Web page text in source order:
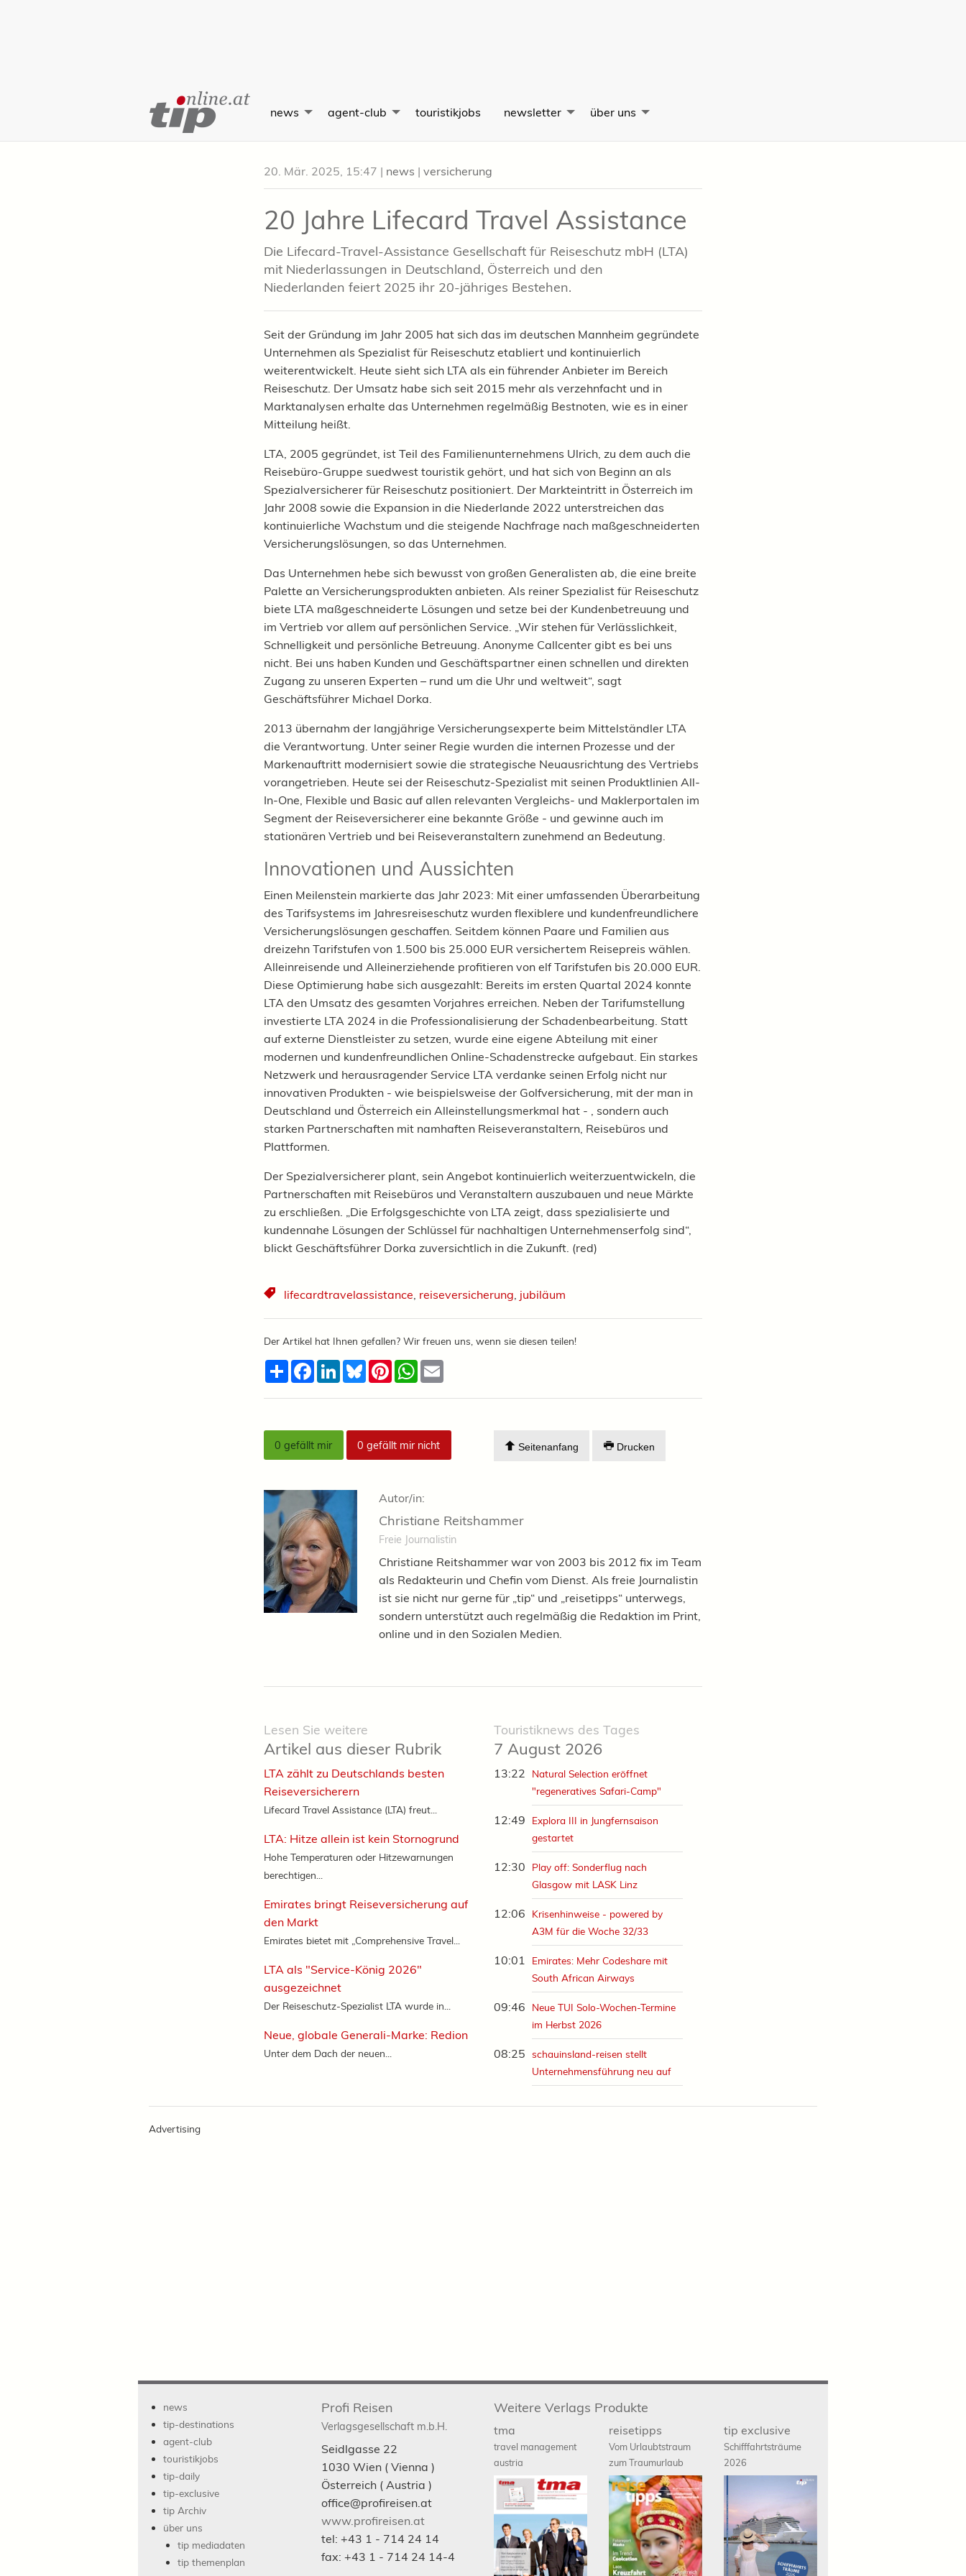
Content
news agent-club touristikjobs newsletter über uns
20. Mär. 2025, 15:47 | news | versicherung
20 Jahre Lifecard Travel Assistance
Die Lifecard-Travel-Assistance Gesellschaft für Reiseschutz mbH (LTA)
mit Niederlassungen in Deutschland, Österreich und den
Niederlanden feiert 2025 ihr 20-jähriges Bestehen.
Seit der Gründung im Jahr 2005 hat sich das im deutschen Mannheim gegründete
Unternehmen als Spezialist für Reiseschutz etabliert und kontinuierlich
weiterentwickelt. Heute sieht sich LTA als ein führender Anbieter im Bereich
Reiseschutz. Der Umsatz habe sich seit 2015 mehr als verzehnfacht und in
Marktanalysen erhalte das Unternehmen regelmäßig Bestnoten, wie es in einer
Mitteilung heißt.
LTA, 2005 gegründet, ist Teil des Familienunternehmens Ulrich, zu dem auch die
Reisebüro-Gruppe suedwest touristik gehört, und hat sich von Beginn an als
Spezialversicherer für Reiseschutz positioniert. Der Markteintritt in Österreich im
Jahr 2008 sowie die Expansion in die Niederlande 2022 unterstreichen das
kontinuierliche Wachstum und die steigende Nachfrage nach maßgeschneiderten
Versicherungslösungen, so das Unternehmen.
Das Unternehmen hebe sich bewusst von großen Generalisten ab, die eine breite
Palette an Versicherungsprodukten anbieten. Als reiner Spezialist für Reiseschutz
biete LTA maßgeschneiderte Lösungen und setze bei der Kundenbetreuung und
im Vertrieb vor allem auf persönlichen Service. „Wir stehen für Verlässlichkeit,
Schnelligkeit und persönliche Betreuung. Anonyme Callcenter gibt es bei uns
nicht. Bei uns haben Kunden und Geschäftspartner einen schnellen und direkten
Zugang zu unseren Experten – rund um die Uhr und weltweit“, sagt
Geschäftsführer Michael Dorka.
2013 übernahm der langjährige Versicherungsexperte beim Mittelständler LTA
die Verantwortung. Unter seiner Regie wurden die internen Prozesse und der
Markenauftritt modernisiert sowie die strategische Neuausrichtung des Vertriebs
vorangetrieben. Heute sei der Reiseschutz-Spezialist mit seinen Produktlinien All-
In-One, Flexible und Basic auf allen relevanten Vergleichs- und Maklerportalen im
Segment der Reiseversicherer eine bekannte Größe - und gewinne auch im
stationären Vertrieb und bei Reiseveranstaltern zunehmend an Bedeutung.
Innovationen und Aussichten
Einen Meilenstein markierte das Jahr 2023: Mit einer umfassenden Überarbeitung
des Tarifsystems im Jahresreiseschutz wurden flexiblere und kundenfreundlichere
Versicherungslösungen geschaffen. Seitdem können Paare und Familien aus
dreizehn Tarifstufen von 1.500 bis 25.000 EUR versichertem Reisepreis wählen.
Alleinreisende und Alleinerziehende profitieren von elf Tarifstufen bis 20.000 EUR.
Diese Optimierung habe sich ausgezahlt: Bereits im ersten Quartal 2024 konnte
LTA den Umsatz des gesamten Vorjahres erreichen. Neben der Tarifumstellung
investierte LTA 2024 in die Professionalisierung der Schadenbearbeitung. Statt
auf externe Dienstleister zu setzen, wurde eine eigene Abteilung mit einer
modernen und kundenfreundlichen Online-Schadenstrecke aufgebaut. Ein starkes
Netzwerk und herausragender Service LTA verdanke seinen Erfolg nicht nur
innovativen Produkten - wie beispielsweise der Golfversicherung, mit der man in
Deutschland und Österreich ein Alleinstellungsmerkmal hat - , sondern auch
starken Partnerschaften mit namhaften Reiseveranstaltern, Reisebüros und
Plattformen.
Der Spezialversicherer plant, sein Angebot kontinuierlich weiterzuentwickeln, die
Partnerschaften mit Reisebüros und Veranstaltern auszubauen und neue Märkte
zu erschließen. „Die Erfolgsgeschichte von LTA zeigt, dass spezialisierte und
kundennahe Lösungen der Schlüssel für nachhaltigen Unternehmenserfolg sind“,
blickt Geschäftsführer Dorka zuversichtlich in die Zukunft. (red)
lifecardtravelassistance, reiseversicherung, jubiläum
Der Artikel hat Ihnen gefallen? Wir freuen uns, wenn sie diesen teilen!
TeilenFacebook
LinkedInBlueskyPinterestWhatsApp
0 gefällt mir 0 gefällt mir nicht Seitenanfang Drucken
Autor/in:
Christiane Reitshammer
Freie Journalistin
Christiane Reitshammer war von 2003 bis 2012 fix im Team
als Redakteurin und Chefin vom Dienst. Als freie Journalistin
ist sie nicht nur gerne für „tip“ und „reisetipps“ unterwegs,
sondern unterstützt auch regelmäßig die Redaktion im Print,
online und in den Sozialen Medien.
Touristiknews des Tages
7 August 2026
13:22
Natural Selection eröffnet
"regeneratives Safari-Camp"
12:49
Explora III in Jungfernsaison
gestartet
12:30
Play off: Sonderflug nach
Glasgow mit LASK Linz
12:06
Krisenhinweise - powered by
A3M für die Woche 32/33
10:01
Emirates: Mehr Codeshare mit
South African Airways
09:46
Neue TUI Solo-Wochen-Termine
im Herbst 2026
08:25
schauinsland-reisen stellt
Unternehmensführung neu auf
Lesen Sie weitere
Artikel aus dieser Rubrik
LTA zählt zu Deutschlands besten
Reiseversicherern
Lifecard Travel Assistance (LTA) freut...
LTA: Hitze allein ist kein Stornogrund
Hohe Temperaturen oder Hitzewarnungen
berechtigen...
Emirates bringt Reiseversicherung auf
den Markt
Emirates bietet mit „Comprehensive Travel...
LTA als "Service-König 2026"
ausgezeichnet
Der Reiseschutz-Spezialist LTA wurde in...
Neue, globale Generali-Marke: Redion
Unter dem Dach der neuen...
Advertising
news
tip-destinations
agent-club
touristikjobs
tip-daily
tip-exclusive
tip Archiv
über uns
tip mediadaten
tip themenplan
Profi Reisen
Verlagsgesellschaft m.b.H.
Seidlgasse 22
1030 Wien ( Vienna )
Österreich ( Austria )
office@profireisen.at
www.profireisen.at
tel: +43 1 - 714 24 14
fax: +43 1 - 714 24 14-4
Weitere Verlags Produkte
tma
travel management
austria
reisetipps
Vom Urlaubtstraum
zum Traumurlaub
tip exclusive
Schifffahrtsträume
2026